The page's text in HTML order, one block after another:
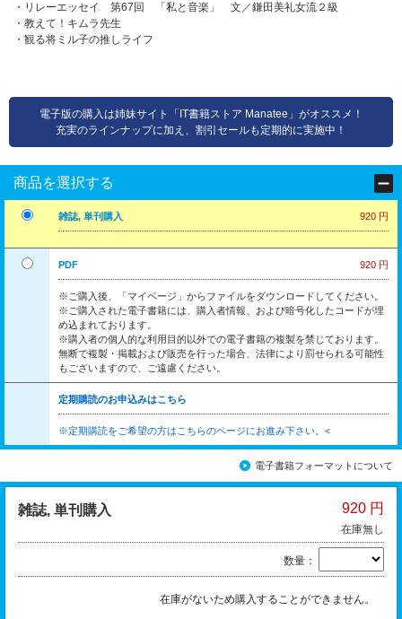
・リレーエッセイ 第67回 「私と音楽」 文／鎌田美礼女流２級
・教えて！キムラ先生
・観る将ミル子の推しライフ
電子版の購入は姉妹サイト「IT書籍ストア Manatee」がオススメ！
充実のラインナップに加え、割引セールも定期的に実施中！
商品を選択する
雑誌, 単刊購入 920 円
PDF 920 円
※ご購入後、「マイページ」からファイルをダウンロードしてください。
※ご購入された電子書籍には、購入者情報、および暗号化したコードが埋
め込まれております。
※購入者の個人的な利用目的以外での電子書籍の複製を禁じております。
無断で複製・掲載および販売を行った場合、法律により罰せられる可能性
もございますので、ご遠慮ください。
定期購読のお申込みはこちら
※定期購読をご希望の方はこちらのページにお進み下さい。<
電子書籍フォーマットについて
雑誌, 単刊購入 920 円
在庫無し
数量：
在庫がないため購入することができません。